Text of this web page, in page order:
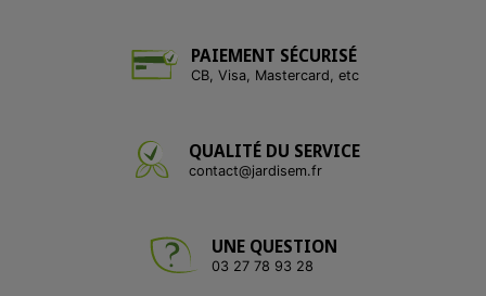
PAIEMENT SÉCURISÉ
CB, Visa, Mastercard, etc
QUALITÉ DU SERVICE
contact@jardisem.fr
UNE QUESTION
03 27 78 93 28